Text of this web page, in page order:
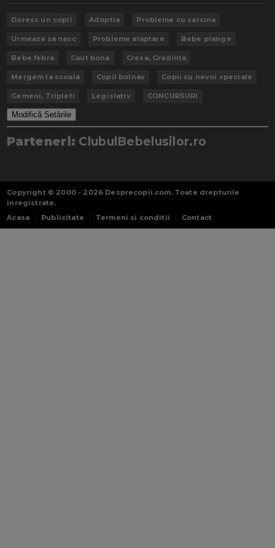
Doresc un copil Adoptia Probleme cu sarcina
Urmeaza sa nasc Probleme alaptare Bebe plange
Bebe febra Caut bona Cresa, Gradinta
Mergem la scoala Copil bolnav Copii cu nevoi speciale
Gemeni, Tripleti Legislativ CONCURSURI
Modifică Setările
Parteneri: ClubulBebelusilor.ro
Copyright © 2000 - 2026 Desprecopii.com. Toate drepturile
inregistrate.
Acasa
Publicitate Termeni si conditii Contact